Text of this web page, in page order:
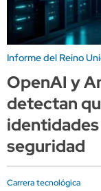
Informe del Reino
OpenAI y
detectan
seguridad
Carrera tecnológica